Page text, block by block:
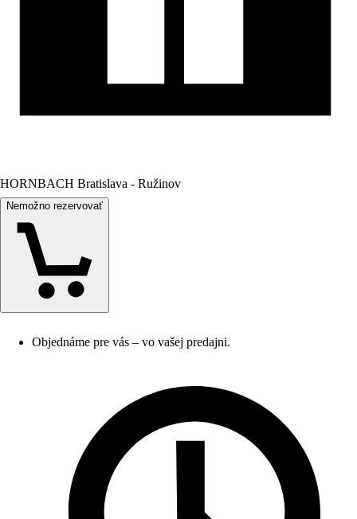
HORNBACH Bratislava - Ružinov
Nemožno rezervovať
Objednáme pre vás – vo vašej predajni.